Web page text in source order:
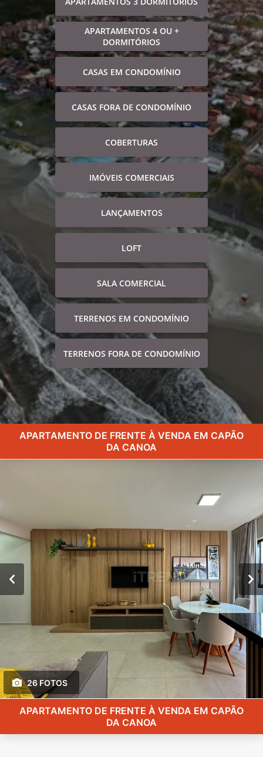
APARTAMENTOS 4 OU +
DORMITÓRIOS
CASAS EM CONDOMÍNIO
CASAS FORA DE CONDOMÍNIO
COBERTURAS
IMÓVEIS COMERCIAIS
LANÇAMENTOS
LOFT
SALA COMERCIAL
TERRENOS EM CONDOMÍNIO
TERRENOS FORA DE CONDOMÍNIO
APARTAMENTO DE FRENTE À VENDA EM CAPÃO
DA CANOA
26 FOTOS
APARTAMENTO DE FRENTE À VENDA EM CAPÃO
DA CANOA